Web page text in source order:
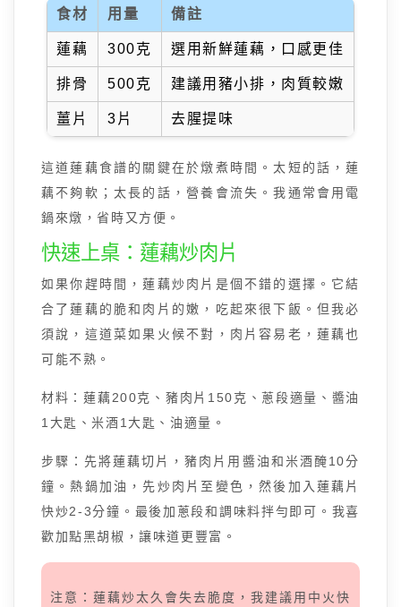
食材 用量 備註
蓮藕 300克 選用新鮮蓮藕，口感更佳
排骨 500克 建議用豬小排，肉質較嫩
薑片 3片 去腥提味
這道蓮藕食譜的關鍵在於燉煮時間。太短的話，蓮
藕不夠軟；太長的話，營養會流失。我通常會用電
鍋來燉，省時又方便。
快速上桌：蓮藕炒肉片
如果你趕時間，蓮藕炒肉片是個不錯的選擇。它結
合了蓮藕的脆和肉片的嫩，吃起來很下飯。但我必
須說，這道菜如果火候不對，肉片容易老，蓮藕也
可能不熟。
材料：蓮藕200克、豬肉片150克、蔥段適量、醬油
1大匙、米酒1大匙、油適量。
步驟：先將蓮藕切片，豬肉片用醬油和米酒醃10分
鐘。熱鍋加油，先炒肉片至變色，然後加入蓮藕片
快炒2-3分鐘。最後加蔥段和調味料拌勻即可。我喜
歡加點黑胡椒，讓味道更豐富。
注意：蓮藕炒太久會失去脆度，我建議用中火快